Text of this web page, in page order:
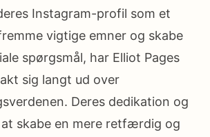
Instagram-profil som et
vigtige emner og skabe
spørgsmål, har Elliot Pages
sig langt ud over
Deres dedikation og
skabe en mere retfærdig og